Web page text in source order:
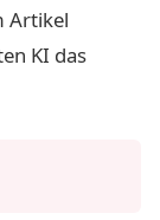
Artikel
KI das